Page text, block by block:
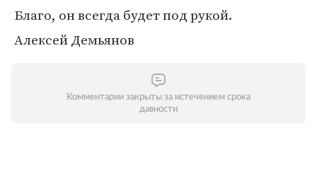
Благо, он всегда будет под рукой.
Алексей Демьянов
Комментарии закрыты за истечением срока
давности